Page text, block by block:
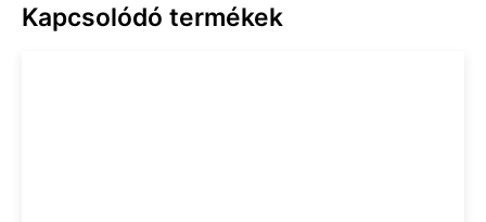
Kapcsolódó termékek